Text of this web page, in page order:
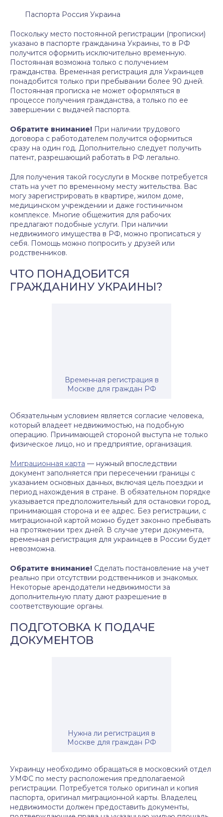
Паспорта Россия Украина
Поскольку место постоянной регистрации (прописки)
указано в паспорте гражданина Украины, то в РФ
получится оформить исключительно временную.
Постоянная возможна только с получением
гражданства. Временная регистрация для Украинцев
понадобится только при пребывании более 90 дней.
Постоянная прописка не может оформляться в
процессе получения гражданства, а только по ее
завершении с выдачей паспорта.
Обратите внимание! При наличии трудового
договора с работодателем получится оформиться
сразу на один год. Дополнительно следует получить
патент, разрешающий работать в РФ легально.
Для получения такой госуслуги в Москве потребуется
стать на учет по временному месту жительства. Вас
могу зарегистрировать в квартире, жилом доме,
медицинском учреждении и даже гостиничном
комплексе. Многие общежития для рабочих
предлагают подобные услуги. При наличии
недвижимого имущества в РФ, можно прописаться у
себя. Помощь можно попросить у друзей или
родственников.
ЧТО ПОНАДОБИТСЯ
ГРАЖДАНИНУ УКРАИНЫ?
Временная регистрация в
Москве для граждан РФ
Обязательным условием является согласие человека,
который владеет недвижимостью, на подобную
операцию. Принимающей стороной выступа не только
физическое лицо, но и предприятие, организация.
Миграционная карта — нужный впоследствии
документ заполняется при пересечении границы с
указанием основных данных, включая цель поездки и
период нахождения в стране. В обязательном порядке
указывается предположительный для остановки город,
принимающая сторона и ее адрес. Без регистрации, с
миграционной картой можно будет законно пребывать
на протяжении трех дней. В случае утери документа,
временная регистрация для украинцев в России будет
невозможна.
Обратите внимание! Сделать постановление на учет
реально при отсутствии родственников и знакомых.
Некоторые арендодатели недвижимости за
дополнительную плату дают разрешение в
соответствующие органы.
ПОДГОТОВКА К ПОДАЧЕ
ДОКУМЕНТОВ
Нужна ли регистрация в
Москве для граждан РФ
Украинцу необходимо обращаться в московский отдел
УМФС по месту расположения предполагаемой
регистрации. Потребуется только оригинал и копия
паспорта, оригинал миграционной карты. Владелец
недвижимости должен предоставить документы,